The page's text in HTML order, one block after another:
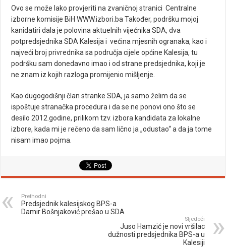
Ovo se može lako provjeriti na zvaničnoj stranici Centralne
izborne komisije BiH WWW.izbori.ba Također, podršku mojoj
kanidatiri dala je polovina aktuelnih vijećnika SDA, dva
potpredsjednika SDA Kalesija i većina mjesnih ogranaka, kao i
najveći broj privrednika sa područja cijele općine Kalesija, tu
podršku sam donedavno imao i od strane predsjednika, koji je
ne znam iz kojih razloga promijenio mišljenje.
Kao dugogodišnji član stranke SDA, ja samo želim da se
ispoštuje stranačka procedura i da se ne ponovi ono što se
desilo 2012.godine, prilikom tzv. izbora kandidata za lokalne
izbore, kada mi je rečeno da sam lično ja „odustao“ a da ja tome
nisam imao pojma.
Prethodni
Predsjednik kalesijskog BPS-a
Damir Bošnjaković prešao u SDA
Sljedeći
Juso Hamzić je novi vršilac
dužnosti predsjednika BPS-a u
Kalesiji